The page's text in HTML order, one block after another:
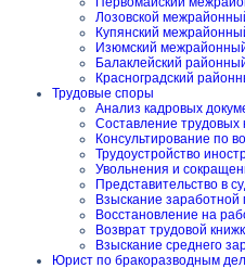
Лозовской
Купянский
Изюмский
Балаклейский
Красноградский
Трудовые споры
Анализ кадровых
Составление трудовых
Консультирование по
Трудоустройство
Увольнения и
Представительство в
Взыскание заработной
Восстановление на
Возврат трудовой
Взыскание среднего
Юрист по бракоразводным